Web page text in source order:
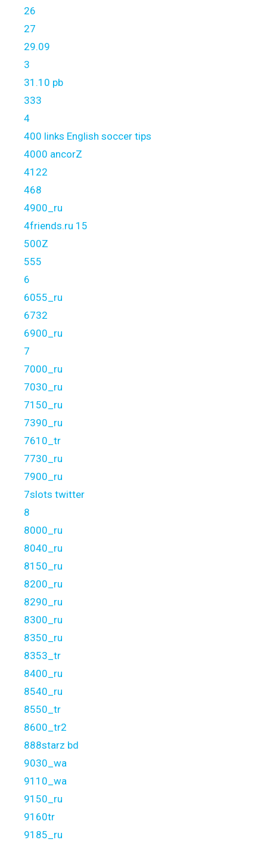
26
27
29.09
3
31.10 pb
333
4
400 links English soccer tips
4000 ancorZ
4122
468
4900_ru
4friends.ru 15
500Z
555
6
6055_ru
6732
6900_ru
7
7000_ru
7030_ru
7150_ru
7390_ru
7610_tr
7730_ru
7900_ru
7slots twitter
8
8000_ru
8040_ru
8150_ru
8200_ru
8290_ru
8300_ru
8350_ru
8353_tr
8400_ru
8540_ru
8550_tr
8600_tr2
888starz bd
9030_wa
9110_wa
9150_ru
9160tr
9185_ru